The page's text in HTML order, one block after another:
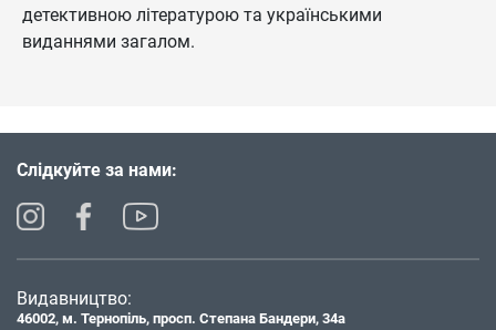
детективною літературою та українськими
виданнями загалом.
Слідкуйте за нами:
Видавництво:
46002, м. Тернопіль, просп. Степана Бандери, 34а